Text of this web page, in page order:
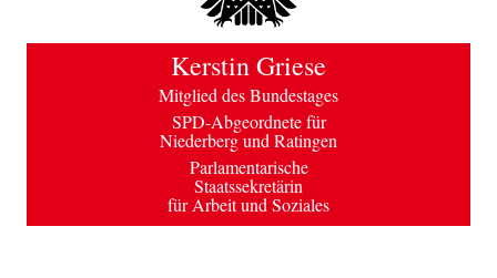
Kerstin Griese
Mitglied des Bundestages
SPD-Abgeordnete für
Niederberg und Ratingen
Parlamentarische
Staatssekretärin
für Arbeit und Soziales